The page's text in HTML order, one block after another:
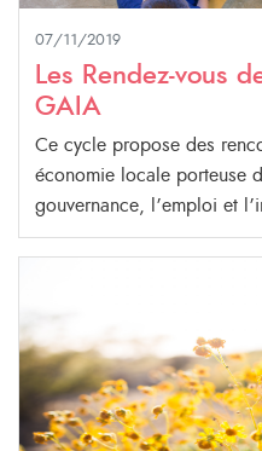
07/11/2019
Les Rendez-vous
GAIA
Ce cycle propose des
économie locale porteuse
gouvernance, l’emploi et